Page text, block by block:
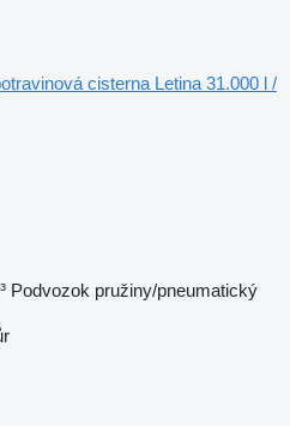
cisterna Letina 31.000 l /
Podvozok pružiny/pneumatický